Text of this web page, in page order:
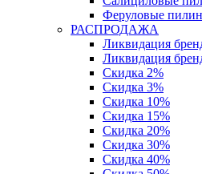
Феруловые
РАСПРОДАЖА
Ликвидация
Ликвидация
Скидка 2%
Скидка 3%
Скидка 10%
Скидка 15%
Скидка 20%
Скидка 30%
Скидка 40%